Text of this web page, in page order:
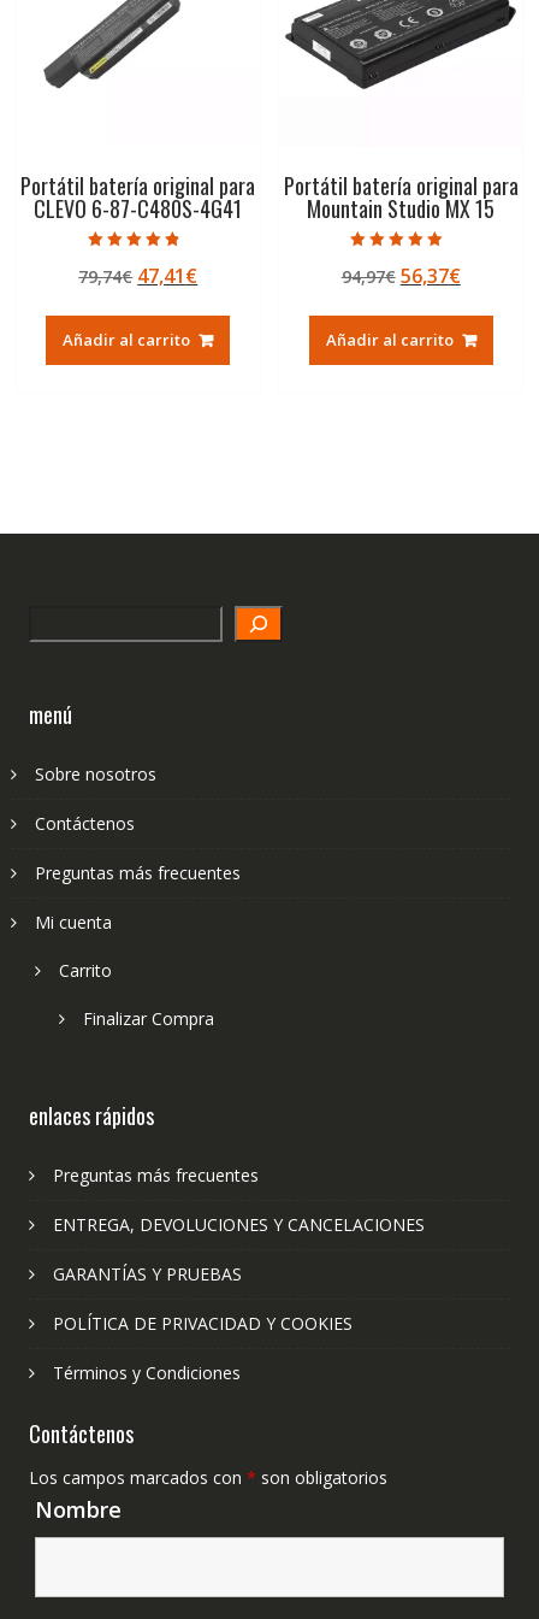
Portátil batería original para
CLEVO 6-87-C480S-4G41
4.50
de 5
79,74€ El
original
era:
47,41€El
actual
es:
Añadir al carrito
Portátil batería original para
Mountain Studio MX 15
5.00
de 5
94,97€ El
original
era:
56,37€El
actual
es:
Añadir al carrito
menú
Sobre nosotros
Contáctenos
Preguntas más frecuentes
Mi cuenta
Carrito
Finalizar Compra
enlaces rápidos
Preguntas más frecuentes
ENTREGA, DEVOLUCIONES Y CANCELACIONES
GARANTÍAS Y PRUEBAS
POLÍTICA DE PRIVACIDAD Y COOKIES
Términos y Condiciones
Contáctenos
Los campos marcados con * son obligatorios
Nombre